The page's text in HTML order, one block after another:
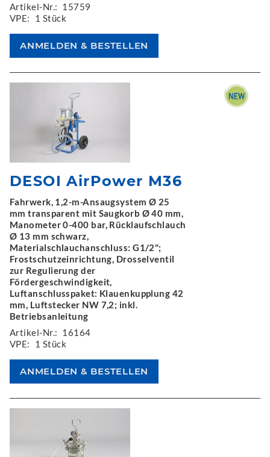
Artikel-Nr.: 15759
VPE:
1 Stück
DESOI AirPower M36
Fahrwerk, 1,2-m-Ansaugsystem Ø 25
mm transparent mit Saugkorb Ø 40 mm,
Manometer 0-400 bar, Rücklaufschlauch
Ø 13 mm schwarz,
Materialschlauchanschluss: G1/2";
Frostschutzeinrichtung, Drosselventil
zur Regulierung der
Fördergeschwindigkeit,
Luftanschlusspaket: Klauenkupplung 42
mm, Luftstecker NW 7,2; inkl.
Betriebsanleitung
Artikel-Nr.: 16164
VPE:
1 Stück